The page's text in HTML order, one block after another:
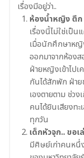
เรื่องมีอยู่ว่า..
ห้องน้ำหญิง ตึก
เรื่องนี้ไม่ใช่เป็
เมื่อนักศึกษาห
ออกมาจากห้องส
ฝ่ายหญิงเข้าไปเ
กันได้สักพัก ฝ่า
เองตายตาม ช่ว
คนได้ยินเสียงทะ
ทุกวัน
เด็กหัวจุก.. ขอเ
มีศิษย์เก่าคนหนึ่